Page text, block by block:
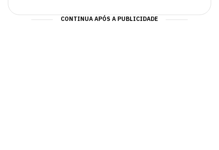
CONTINUA APÓS A PUBLICIDADE